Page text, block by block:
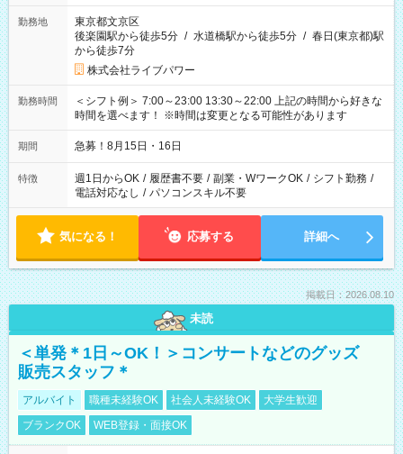
勤務地
東京都文京区
後楽園駅から徒歩5分 / 水道橋駅から徒歩5分 / 春日(東京都)駅
から徒歩7分
株式会社ライブパワー
勤務時間
＜シフト例＞ 7:00～23:00 13:30～22:00 上記の時間から好きな
時間を選べます！ ※時間は変更となる可能性があります
期間 急募！8月15日・16日
特徴 週1日からOK / 履歴書不要 / 副業・WワークOK / シフト勤務 /
電話対応なし / パソコンスキル不要
気になる！ 応募する 詳細へ
掲載日：2026.08.10
未読
＜単発＊1日～OK！＞コンサートなどのグッズ
販売スタッフ＊
アルバイト 職種未経験OK 社会人未経験OK
大学生歓迎
ブランクOK
WEB登録・面接OK